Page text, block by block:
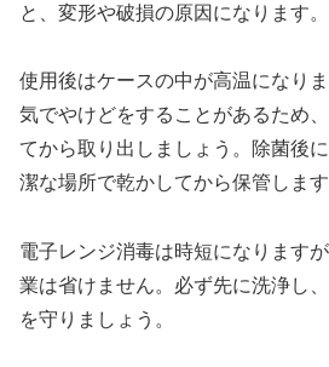
と、変形や破損の原因になります。
使用後はケースの中が高温になり
気でやけどをすることがあるため
てから取り出しましょう。除菌後
潔な場所で乾かしてから保管します
電子レンジ消毒は時短になります
業は省けません。必ず先に洗浄し
を守りましょう。